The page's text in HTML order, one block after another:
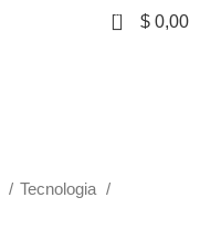
0 $ 0,00
Tecnologia